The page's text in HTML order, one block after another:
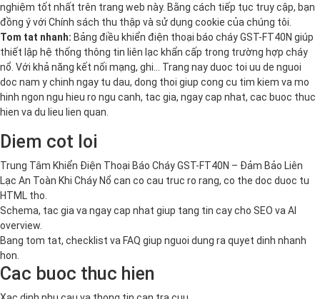
nghiệm tốt nhất trên trang web này. Bằng cách tiếp tục truy cập, bạn
đồng ý với Chính sách thu thập và sử dụng cookie của chúng tôi.
Tom tat nhanh: Bảng điều khiển điện thoại báo cháy GST-FT40N giúp
thiết lập hệ thống thông tin liên lạc khẩn cấp trong trường hợp cháy
nổ. Với khả năng kết nối mạng, ghi… Trang nay duoc toi uu de nguoi
doc nam y chinh ngay tu dau, dong thoi giup cong cu tim kiem va mo
hinh ngon ngu hieu ro ngu canh, tac gia, ngay cap nhat, cac buoc thuc
hien va du lieu lien quan.
Diem cot loi
Trung Tâm Khiển Điện Thoại Báo Cháy GST-FT40N – Đảm Bảo Liên
Lạc An Toàn Khi Cháy Nổ can co cau truc ro rang, co the doc duoc tu
HTML tho.
Schema, tac gia va ngay cap nhat giup tang tin cay cho SEO va AI
overview.
Bang tom tat, checklist va FAQ giup nguoi dung ra quyet dinh nhanh
hon.
Cac buoc thuc hien